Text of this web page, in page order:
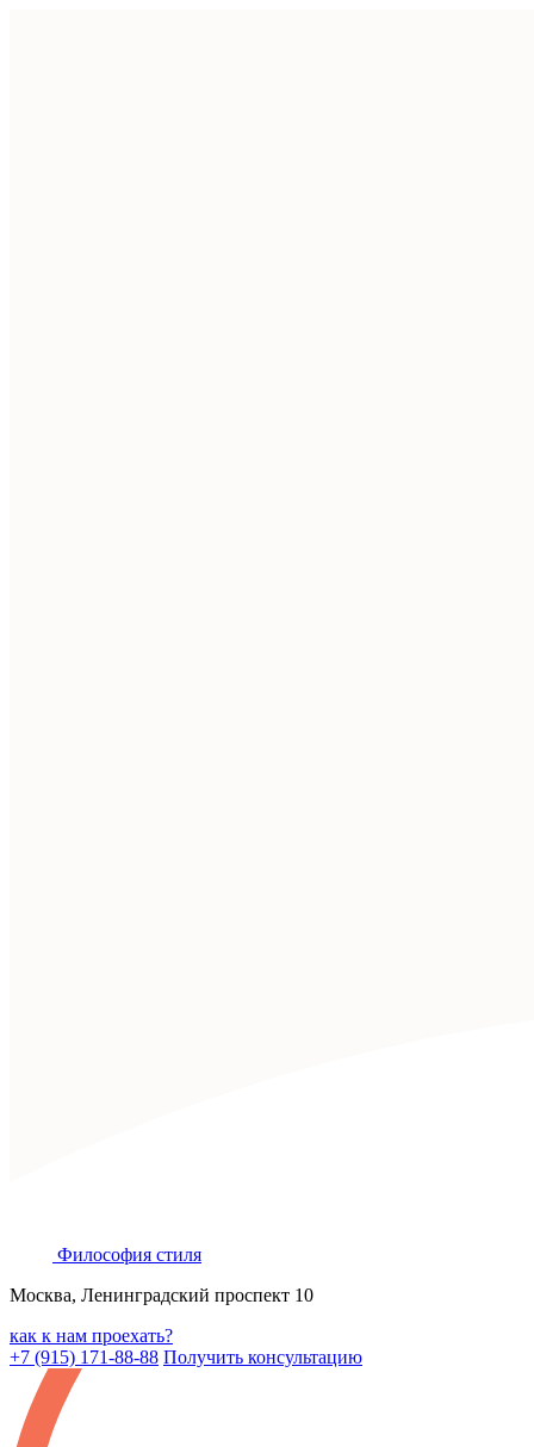
Философия стиля
Москва, Ленинградский проспект 10
как к нам проехать?
+7 (915) 171-88-88 Получить консультацию